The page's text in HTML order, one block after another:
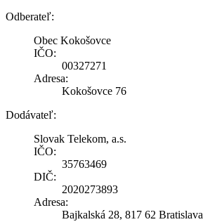
Odberateľ:
Obec Kokošovce
IČO:
00327271
Adresa:
Kokošovce 76
Dodávateľ:
Slovak Telekom, a.s.
IČO:
35763469
DIČ:
2020273893
Adresa:
Bajkalská 28, 817 62 Bratislava